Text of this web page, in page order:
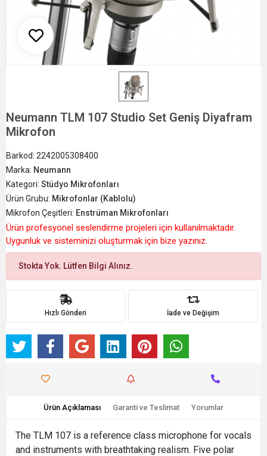
Neumann TLM 107 Studio Set Geniş Diyafram
Mikrofon
Barkod: 2242005308400
Marka: Neumann
Kategori: Stüdyo Mikrofonları
Ürün Grubu: Mikrofonlar (Kablolu)
Mikrofon Çeşitleri: Enstrüman Mikrofonları
Ürün profesyonel seslendirme projeleri için kullanılmaktadır.
Uygunluk ve sisteminizi oluşturmak için bize yazınız.
Stokta Yok. Lütfen Bilgi Alınız.
Hızlı Gönderi İade ve Değişim
Ürün Açıklaması Garanti ve Teslimat Yorumlar
The TLM 107 is a reference class microphone for vocals
and instruments with breathtaking realism. Five polar